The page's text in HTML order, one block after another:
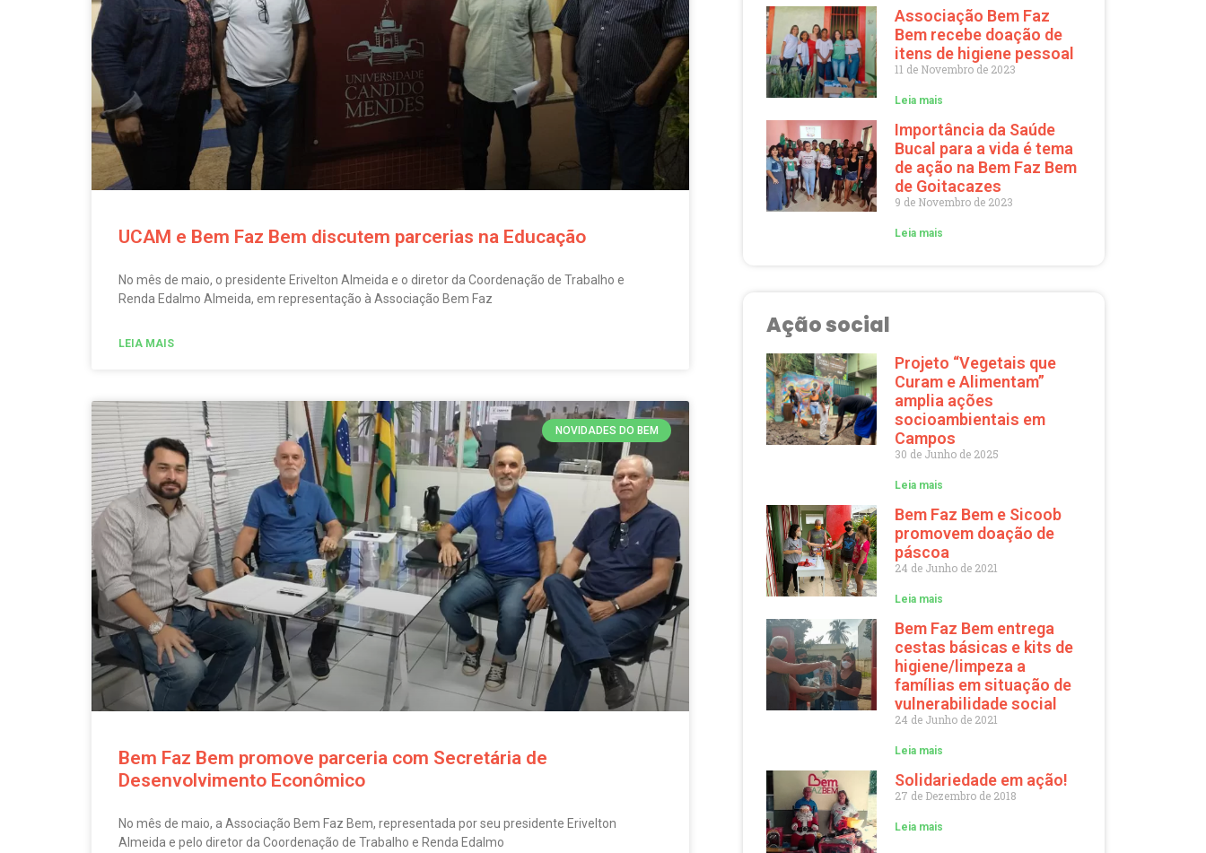
UCAM e Bem Faz Bem discutem parcerias na Educação
No mês de maio, o presidente Erivelton Almeida e o diretor da Coordenação de Trabalho e
Renda Edalmo Almeida, em representação à Associação Bem Faz
LEIA MAIS
NOVIDADES DO BEM
Bem Faz Bem promove parceria com Secretária de
Desenvolvimento Econômico
No mês de maio, a Associação Bem Faz Bem, representada por seu presidente Erivelton
Almeida e pelo diretor da Coordenação de Trabalho e Renda Edalmo
Associação Bem Faz
Bem recebe doação de
itens de higiene pessoal
11 de Novembro de 2023
Leia mais
Importância da Saúde
Bucal para a vida é tema
de ação na Bem Faz Bem
de Goitacazes
9 de Novembro de 2023
Leia mais
Ação social
Projeto “Vegetais que
Curam e Alimentam”
amplia ações
socioambientais em
Campos
30 de Junho de 2025
Leia mais
Bem Faz Bem e Sicoob
promovem doação de
páscoa
24 de Junho de 2021
Leia mais
Bem Faz Bem entrega
cestas básicas e kits de
higiene/limpeza a
famílias em situação de
vulnerabilidade social
24 de Junho de 2021
Leia mais
Solidariedade em ação!
27 de Dezembro de 2018
Leia mais